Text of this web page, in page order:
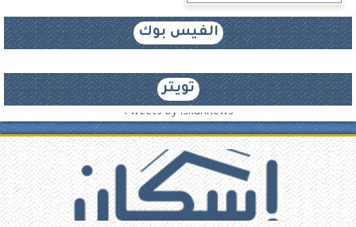
الفيس بوك
تويتر
Tweets by iskannews